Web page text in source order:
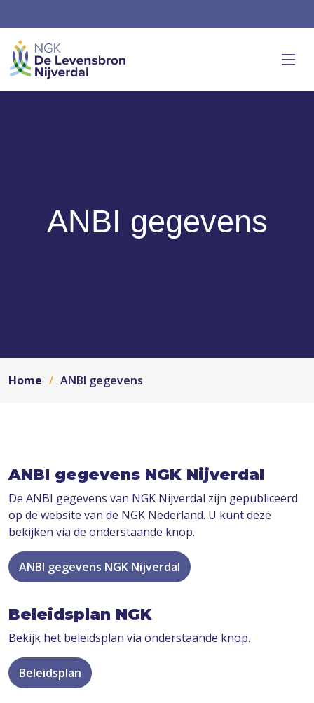
ANBI gegevens
Home ANBI gegevens
ANBI gegevens NGK Nijverdal
De ANBI gegevens van NGK Nijverdal zijn gepubliceerd
op de website van de NGK Nederland. U kunt deze
bekijken via de onderstaande knop.
ANBI gegevens NGK Nijverdal
Beleidsplan NGK
Bekijk het beleidsplan via onderstaande knop.
Beleidsplan